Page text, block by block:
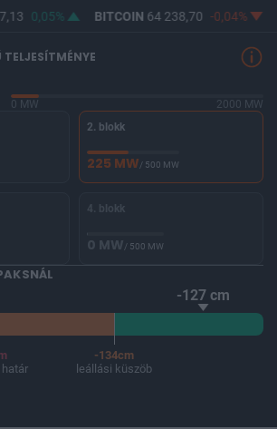
0,05% BITCOIN64 238,70 -0,04%
0 MW
2000 MW
2. blokk
225 MW/ 500 MW
4. blokk
0 MW/ 500 MW
-127 cm
határ
-134cm
leállási küszöb